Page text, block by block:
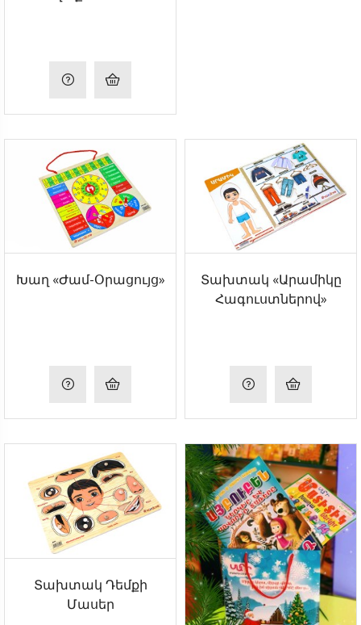
Խաղ «Ժամ-Օրացույց»
Տախտակ «Արամիկը
Հագուստներով»
Տախտակ Դեմքի
Մասեր